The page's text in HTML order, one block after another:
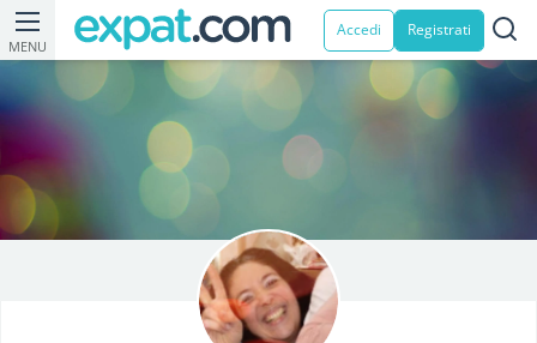
MENU
Accedi Registrati